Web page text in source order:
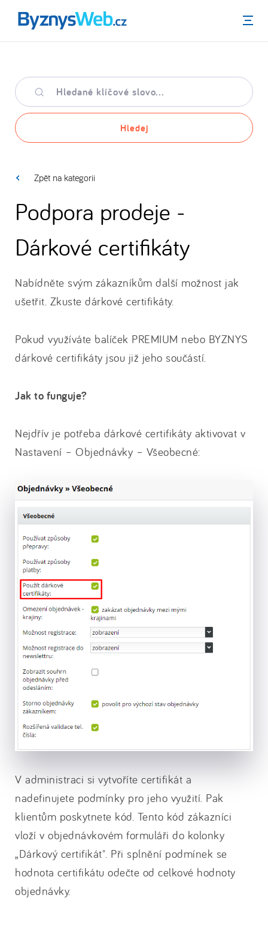
Menu
Hledané
klíčové
slovo
Hledej
Zpět na kategorii
Podpora prodeje -
Dárkové certifikáty
Nabídněte svým zákazníkům další možnost jak
ušetřit. Zkuste dárkové certifikáty.
Pokud využíváte balíček PREMIUM nebo BYZNYS
dárkové certifikáty jsou již jeho součástí.
Jak to funguje?
Nejdřív je potřeba dárkové certifikáty aktivovat v
Nastavení – Objednávky – Všeobecné:
V administraci si vytvoříte certifikát a
nadefinujete podmínky pro jeho využití. Pak
klientům poskytnete kód. Tento kód zákazníci
vloží v objednávkovém formuláři do kolonky
„Dárkový certifikát". Při splnění podmínek se
hodnota certifikátu odečte od celkové hodnoty
objednávky.